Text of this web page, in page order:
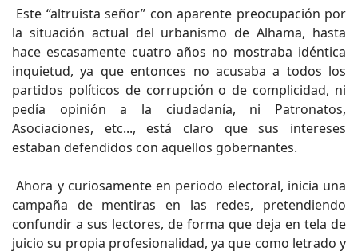
Este “altruista señor” con aparente preocupación por
la situación actual del urbanismo de Alhama, hasta
hace escasamente cuatro años no mostraba idéntica
inquietud, ya que entonces no acusaba a todos los
partidos políticos de corrupción o de complicidad, ni
pedía opinión a la ciudadanía, ni Patronatos,
Asociaciones, etc..., está claro que sus intereses
estaban defendidos con aquellos gobernantes.
Ahora y curiosamente en periodo electoral, inicia una
campaña de mentiras en las redes, pretendiendo
confundir a sus lectores, de forma que deja en tela de
juicio su propia profesionalidad, ya que como letrado y